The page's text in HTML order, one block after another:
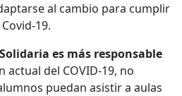
al cambio para cumplir
19.
es más responsable
actual del COVID-19, no
puedan asistir a aulas